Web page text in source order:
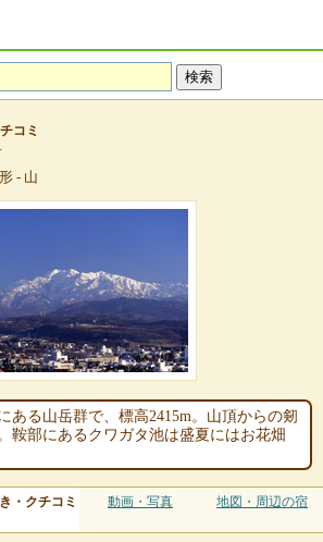
コミ
- 山
ある山岳群で、標高2415m。山頂からの剱
鞍部にあるクワガタ池は盛夏にはお花畑
・クチコミ 動画・写真 地図・周辺の宿